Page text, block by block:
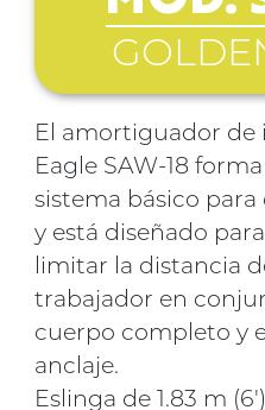
El amortiguador de
Eagle SAW-18
sistema básico
y está diseñado
limitar la distancia
trabajador en
cuerpo completo y
anclaje.
Eslinga de 1.83 m